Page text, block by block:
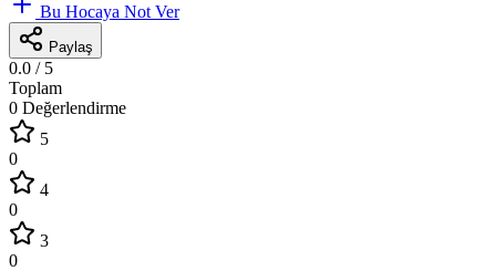
Bu Hocaya Not Ver
Paylaş
0.0 / 5
Toplam
0 Değerlendirme
5
0
4
0
3
0